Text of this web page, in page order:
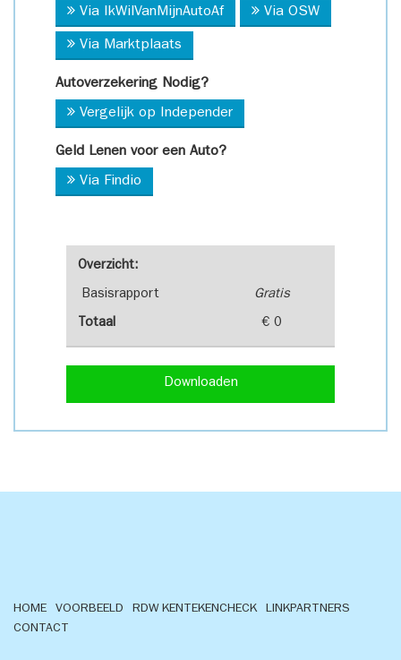
Overzicht:
Basisrapport Gratis
Totaal € 0
Downloaden
Via IkWilVanMijnAutoAf Via OSW
Via Marktplaats
Autoverzekering Nodig?
Vergelijk op Independer
Geld Lenen voor een Auto?
Via Findio
HOME VOORBEELD RDW KENTEKENCHECK
LINKPARTNERS
CONTACT